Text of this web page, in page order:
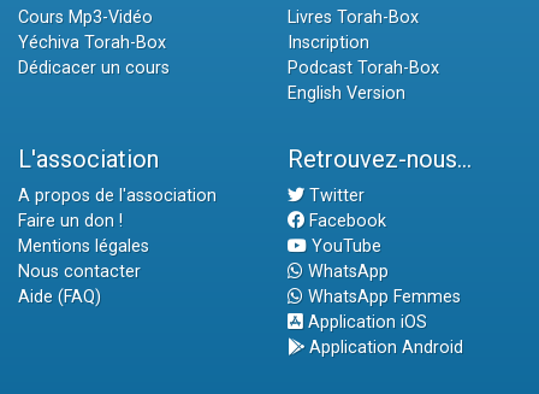
Cours Mp3-Vidéo
Yéchiva Torah-Box
Dédicacer un cours
Livres Torah-Box
Inscription
Podcast Torah-Box
English Version
L'association
A propos de l'association
Faire un don !
Mentions légales
Nous contacter
Aide (FAQ)
Retrouvez-nous...
Twitter
Facebook
YouTube
WhatsApp
WhatsApp Femmes
Application iOS
Application Android